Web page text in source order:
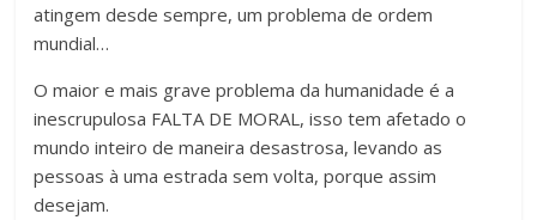
atingem desde sempre, um problema de ordem
mundial…
O maior e mais grave problema da humanidade é a
inescrupulosa FALTA DE MORAL, isso tem afetado o
mundo inteiro de maneira desastrosa, levando as
pessoas à uma estrada sem volta, porque assim
desejam.